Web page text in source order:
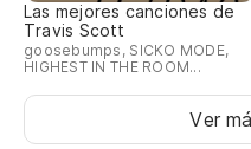
Las mejores canciones de
Travis Scott
goosebumps, SICKO MODE,
HIGHEST IN THE ROOM...
Ver